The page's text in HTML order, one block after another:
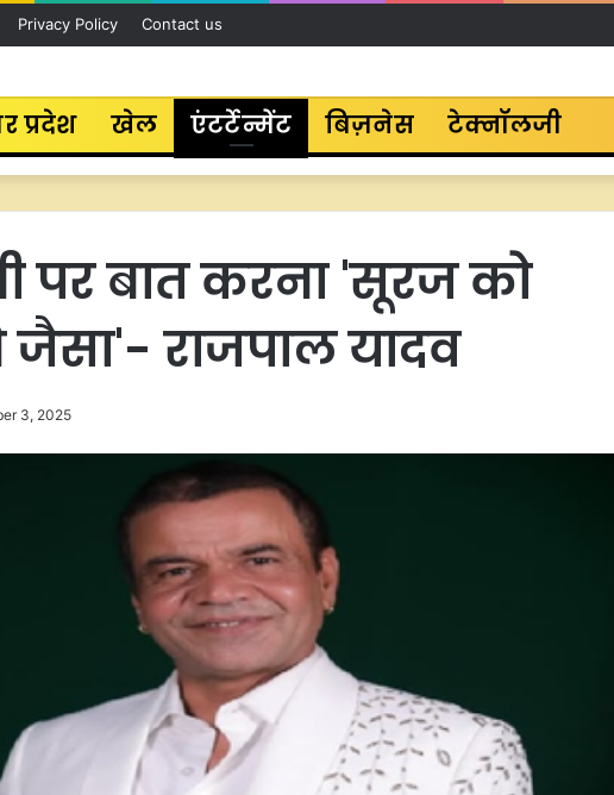
Privacy Policy Contact us
प्रदेश खेल एंटर्टेन्मेंट बिज़नेस टेक्नॉलजी
पर बात करना 'सूरज को
जैसा'- राजपाल यादव
3, 2025